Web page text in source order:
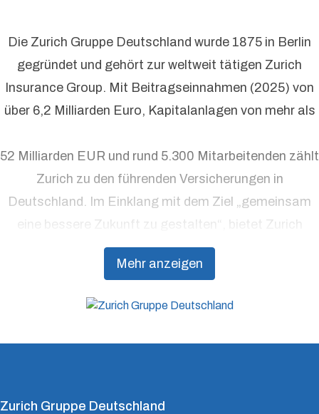
Mehr anzeigen
Die Zurich Gruppe Deutschland wurde 1875 in Berlin
gegründet und gehört zur weltweit tätigen Zurich
Insurance Group. Mit Beitragseinnahmen (2025) von
über 6,2 Milliarden Euro, Kapitalanlagen von mehr als
52 Milliarden EUR und rund 5.300 Mitarbeitenden zählt
Zurich zu den führenden Versicherungen in
Deutschland. Im Einklang mit dem Ziel „gemeinsam
eine bessere Zukunft zu gestalten“, bietet Zurich
Präventionsdienstleistungen an, die über traditionelle
Versicherungsprodukte hinausgehen, um Kunden
Zurich Gruppe Deutschland